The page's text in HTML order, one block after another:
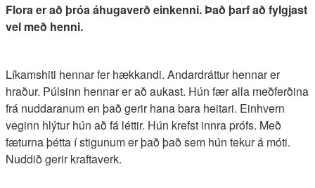
Flora er að þróa áhugaverð einkenni. Það þarf að fylgjast
vel með henni.
Líkamshiti hennar fer hækkandi. Andardráttur hennar er
hraður. Púlsinn hennar er að aukast. Hún fær alla meðferðina
frá nuddaranum en það gerir hana bara heitari. Einhvern
veginn hlýtur hún að fá léttir. Hún krefst innra prófs. Með
fæturna þétta í stigunum er það það sem hún tekur á móti.
Nuddið gerir kraftaverk.